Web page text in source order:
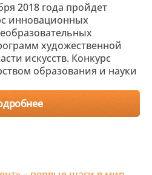
2018 года пройдет
инновационных
художественной
искусств. Конкурс
образования и науки